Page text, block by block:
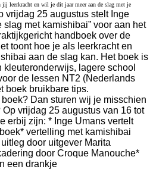
leerkracht en wil je dit jaar meer aan de slag met je
vrijdag 25 augustus stelt Inge
slag met kamishibai” voor aan het
handboek over de
toont hoe je als leerkracht en
aan de slag kan. Het boek is
lagere school
de lessen NT2 (Nederlands
boek bruikbare tips.
Dan sturen wij je misschien
vrijdag 25 augustus van 16 tot
erbij zijn: * Inge Umans vertelt
* vertelling met kamishibai
door uitgever Marita
door Croque Manouche*
een drankje